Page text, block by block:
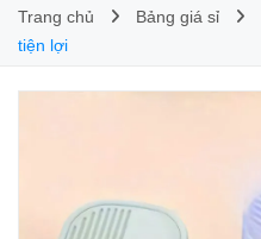
Trang chủ Bảng giá sỉ
tiện lợi